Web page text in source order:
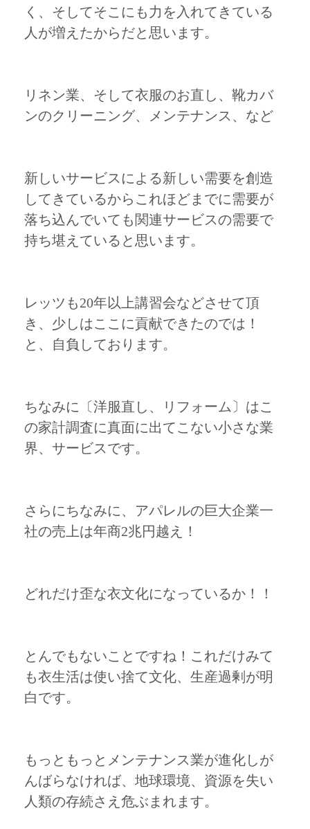
く、そしてそこにも力を入れてきている
人が増えたからだと思います。
リネン業、そして衣服のお直し、靴カバ
ンのクリーニング、メンテナンス、など
新しいサービスによる新しい需要を創造
してきているからこれほどまでに需要が
落ち込んでいても関連サービスの需要で
持ち堪えていると思います。
レッツも20年以上講習会などさせて頂
き、少しはここに貢献できたのでは！
と、自負しております。
ちなみに〔洋服直し、リフォーム〕はこ
の家計調査に真面に出てこない小さな業
界、サービスです。
さらにちなみに、アパレルの巨大企業一
社の売上は年商2兆円越え！
どれだけ歪な衣文化になっているか！！
とんでもないことですね！これだけみて
も衣生活は使い捨て文化、生産過剰が明
白です。
もっともっとメンテナンス業が進化しが
んばらなければ、地球環境、資源を失い
人類の存続さえ危ぶまれます。